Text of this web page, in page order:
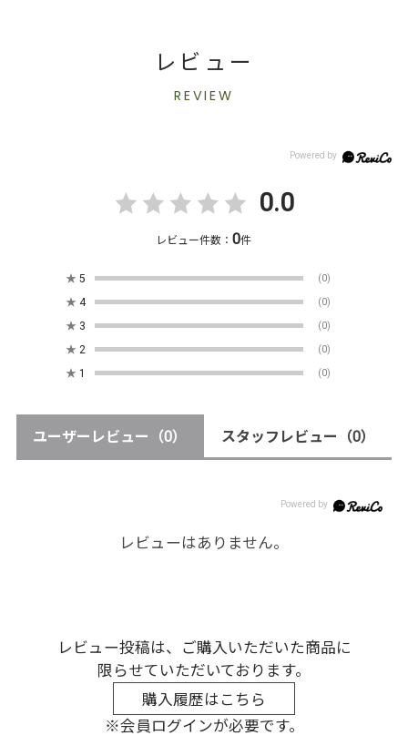
レビュー
REVIEW
0.0
レビュー件数：0件
★ 5 (0)
★ 4 (0)
★ 3 (0)
★ 2 (0)
★ 1 (0)
ユーザーレビュー （0） スタッフレビュー （0）
レビューはありません。
レビュー投稿は、ご購入いただいた商品に
限らせていただいております。
購入履歴はこちら
※会員ログインが必要です。